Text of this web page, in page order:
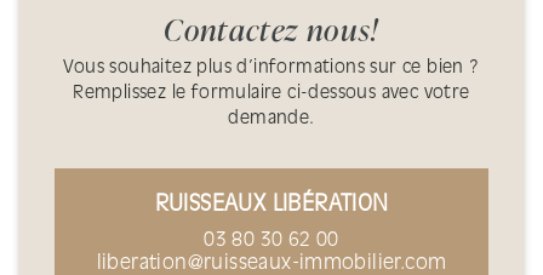
Contactez nous!
Vous souhaitez plus d’informations sur ce bien ?
Remplissez le formulaire ci-dessous avec votre
demande.
RUISSEAUX LIBÉRATION
03 80 30 62 00
liberation@ruisseaux-immobilier.com